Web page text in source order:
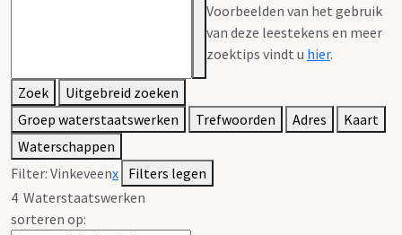
Voorbeelden van het gebruik
van deze leestekens en meer
zoektips vindt u hier.
Zoek
Uitgebreid zoeken
Groep waterstaatswerken
Trefwoorden Adres
Kaart
Waterschappen
Filter: Vinkeveenx Filters legen
4 Waterstaatswerken
sorteren op: